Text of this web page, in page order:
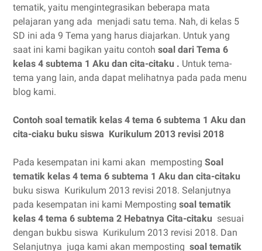
tematik, yaitu mengintegrasikan beberapa mata
pelajaran yang ada menjadi satu tema. Nah, di kelas 5
SD ini ada 9 Tema yang harus diajarkan. Untuk yang
saat ini kami bagikan yaitu contoh soal dari Tema 6
kelas 4 subtema 1 Aku dan cita-citaku . Untuk tema-
tema yang lain, anda dapat melihatnya pada pada menu
blog kami.
Contoh soal tematik kelas 4 tema 6 subtema 1 Aku dan
cita-ciaku buku siswa Kurikulum 2013 revisi 2018
Pada kesempatan ini kami akan memposting Soal
tematik kelas 4 tema 6 subtema 1 Aku dan cita-citaku
buku siswa Kurikulum 2013 revisi 2018. Selanjutnya
pada kesempatan ini kami Memposting soal tematik
kelas 4 tema 6 subtema 2 Hebatnya Cita-citaku sesuai
dengan bukbu siswa Kurikulum 2013 revisi 2018. Dan
Selanjutnya juga kami akan memposting soal tematik